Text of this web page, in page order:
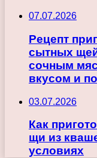
07.07.2026
Рецепт
сытных
сочным
вкусом и
03.07.2026
Как
щи из
условиях